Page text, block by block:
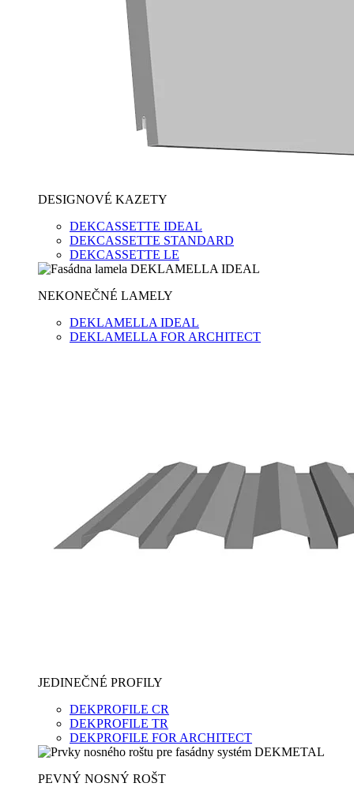
DESIGNOVÉ KAZETY
DEKCASSETTE IDEAL
DEKCASSETTE STANDARD
DEKCASSETTE LE
NEKONEČNÉ LAMELY
DEKLAMELLA IDEAL
DEKLAMELLA FOR ARCHITECT
JEDINEČNÉ PROFILY
DEKPROFILE CR
DEKPROFILE TR
DEKPROFILE FOR ARCHITECT
PEVNÝ NOSNÝ ROŠT